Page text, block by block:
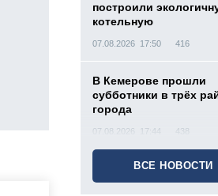
построили
котельную
07.08.2026 17:50 416
В Кемерове прошли
субботники в трёх
города
07.08.2026 17:44 438
ВСЕ НОВОСТИ